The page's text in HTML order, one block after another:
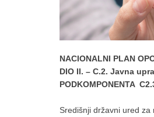
NACIONALNI PLAN
DIO II. – C.2. Javna
PODKOMPONENTA
Središnji državni ured